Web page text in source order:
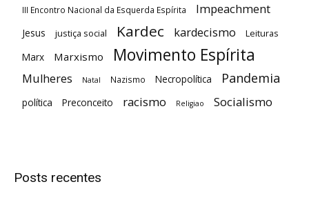
III Encontro Nacional da Esquerda Espírita Impeachment
Jesus justiça social Kardec kardecismo Leituras
Marx Marxismo Movimento Espírita
Mulheres Natal Nazismo Necropolítica Pandemia
política Preconceito racismo Religiao Socialismo
Posts recentes